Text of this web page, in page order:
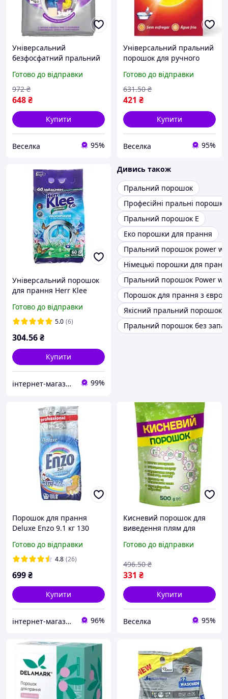
Універсальний
безфосфатний пральний
білого та кольорового
білизни з ароматом
жасмину та лаванди.
BROWN
Готово до відправки
648₴
972 ₴
Купити
Веселка 95%
Універсальний пральний
порошок для ручного
ефективний для
видалення плям. SPICY
Готово до відправки
421 ₴
631.50 ₴
Купити
Веселка 95%
Універсальний порошок
для прання Herr Klee
Готово до відправки
5.0 (6)
304.56₴
Купити
інтернет-магазин KLIK 99%
Дивись також
Пральний порошок
Професійні пральні порошки
Пральний порошок E
Еко порошки для прання
Пральний порошок power
Німецькі порошки для
Пральний порошок Power
Порошок для прання з
Якісний пральний порошок
Пральний порошок без
Порошок для прання
Deluxe Enzo 9.1 кг 130
Готово до відправки
4.8 (26)
699₴
Купити
інтернет-магазин "О.К." 96%
Кисневий порошок для
виведення плям для
універсальний очищувач
Готово до відправки
331 ₴
496.50 ₴
Купити
Веселка 95%